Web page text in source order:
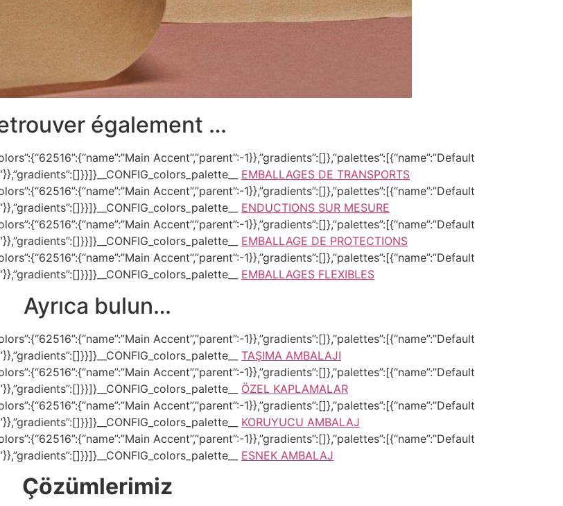
également …
Accent”,”parent”:-1}},”gradients”:[]},”palettes”:[{“name”:”Default
EMBALLAGES DE TRANSPORTS
Accent”,”parent”:-1}},”gradients”:[]},”palettes”:[{“name”:”Default
ENDUCTIONS SUR MESURE
Accent”,”parent”:-1}},”gradients”:[]},”palettes”:[{“name”:”Default
EMBALLAGE DE PROTECTIONS
Accent”,”parent”:-1}},”gradients”:[]},”palettes”:[{“name”:”Default
EMBALLAGES FLEXIBLES
Ayrıca bulun…
Accent”,”parent”:-1}},”gradients”:[]},”palettes”:[{“name”:”Default
TAŞIMA AMBALAJI
Accent”,”parent”:-1}},”gradients”:[]},”palettes”:[{“name”:”Default
ÖZEL KAPLAMALAR
Accent”,”parent”:-1}},”gradients”:[]},”palettes”:[{“name”:”Default
KORUYUCU AMBALAJ
Accent”,”parent”:-1}},”gradients”:[]},”palettes”:[{“name”:”Default
ESNEK AMBALAJ
Çözümlerimiz